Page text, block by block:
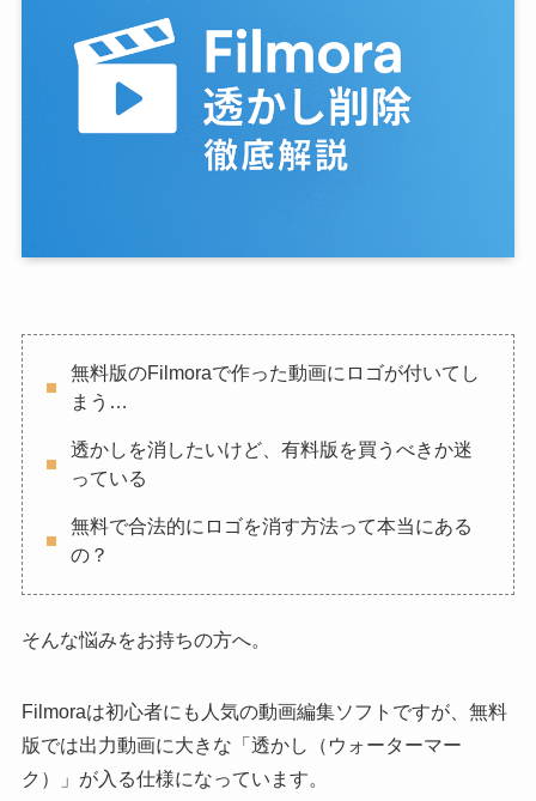
無料版のFilmoraで作った動画にロゴが付いてし
まう…
透かしを消したいけど、有料版を買うべきか迷
っている
無料で合法的にロゴを消す方法って本当にある
の？
そんな悩みをお持ちの方へ。
Filmoraは初心者にも人気の動画編集ソフトですが、無料
版では出力動画に大きな「透かし（ウォーターマー
ク）」が入る仕様になっています。